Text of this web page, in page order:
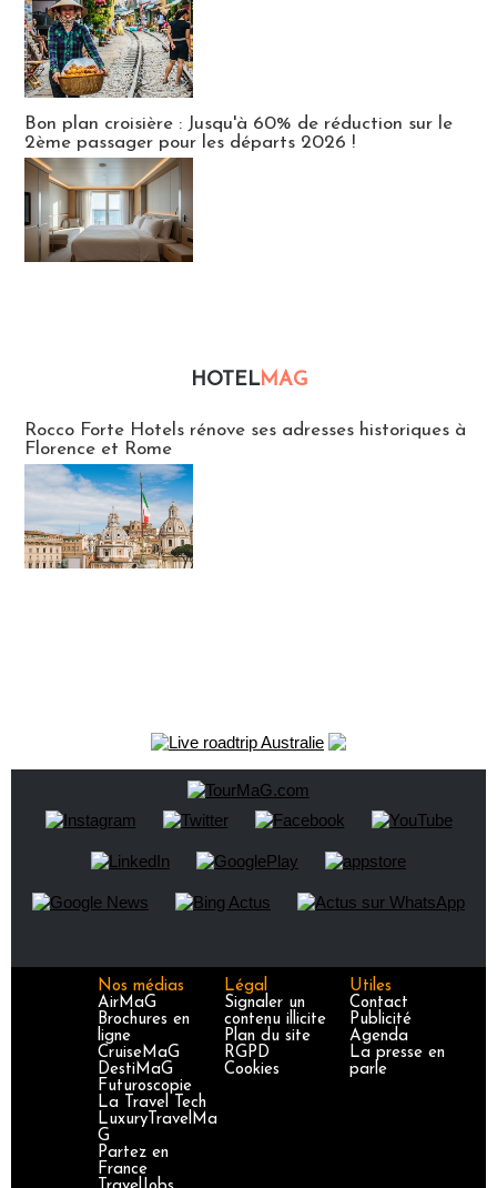
Bon plan croisière : Jusqu'à 60% de réduction sur le
2ème passager pour les départs 2026 !
HOTELMAG
Rocco Forte Hotels rénove ses adresses historiques à
Florence et Rome
Nos médias
AirMaG
Brochures en
ligne
CruiseMaG
DestiMaG
Futuroscopie
La Travel Tech
LuxuryTravelMa
G
Partez en
France
Légal
Signaler un
contenu illicite
Plan du site
RGPD
Cookies
Utiles
Contact
Publicité
Agenda
La presse en
parle